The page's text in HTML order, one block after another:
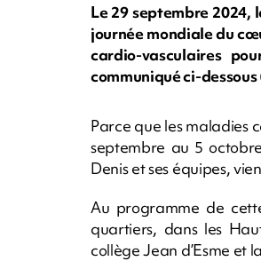
Le 29 septembre 2024,
journée mondiale du
cardio-vasculaires
communiqué ci-
Parce que les maladies
septembre au 5
Denis et ses équipes,
Au programme de
quartiers, dans les
collège Jean d’Esme et